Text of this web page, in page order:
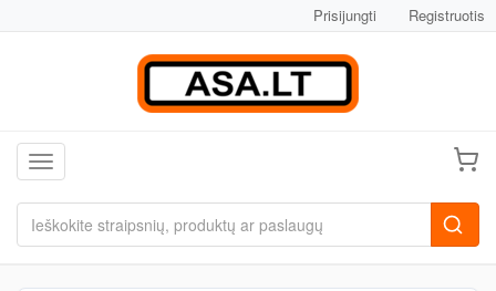
Prisijungti Registruotis
Toggle navigation